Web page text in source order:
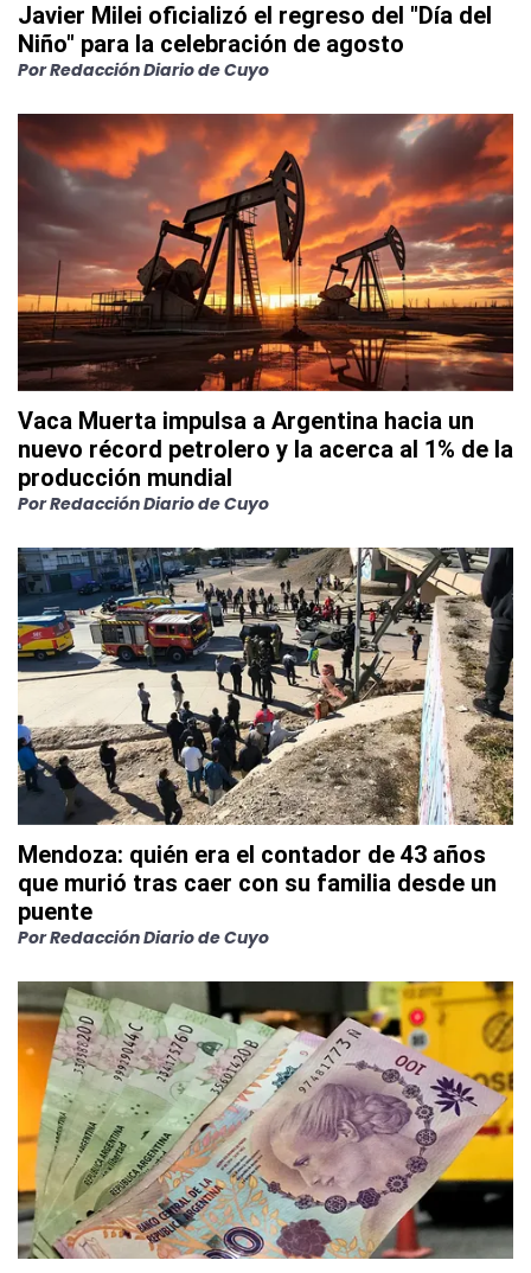
Javier Milei oficializó el regreso del "Día del
Niño" para la celebración de agosto
PorRedacción Diario de Cuyo
Vaca Muerta impulsa a Argentina hacia un
nuevo récord petrolero y la acerca al 1% de la
producción mundial
PorRedacción Diario de Cuyo
Mendoza: quién era el contador de 43 años
que murió tras caer con su familia desde un
puente
PorRedacción Diario de Cuyo